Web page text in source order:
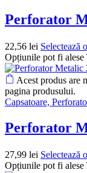
Perforator
22,56 lei Selectează
Opțiunile pot fi alese
Acest produs are
pagina produsului.
Capsatoare,
Perforator
27,99 lei Selectează
Opțiunile pot fi alese